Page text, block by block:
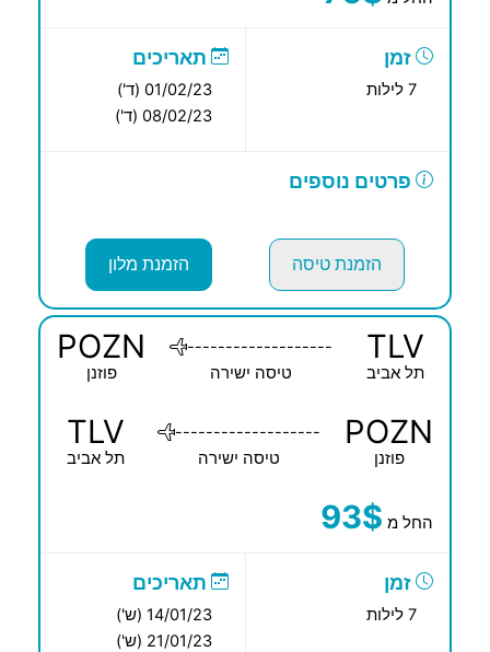
זמן
7 לילות
תאריכים
01/02/23 (ד')
08/02/23 (ד')
פרטים נוספים
הזמנת טיסה הזמנת מלון
TLV
תל אביב
-------------------
טיסה ישירה
POZN
פוזנן
POZN
פוזנן
-------------------
טיסה ישירה
TLV
תל אביב
החל מ 93$
זמן
7 לילות
תאריכים
14/01/23 (ש')
21/01/23 (ש')